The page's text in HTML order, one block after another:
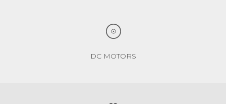
DC MOTORS